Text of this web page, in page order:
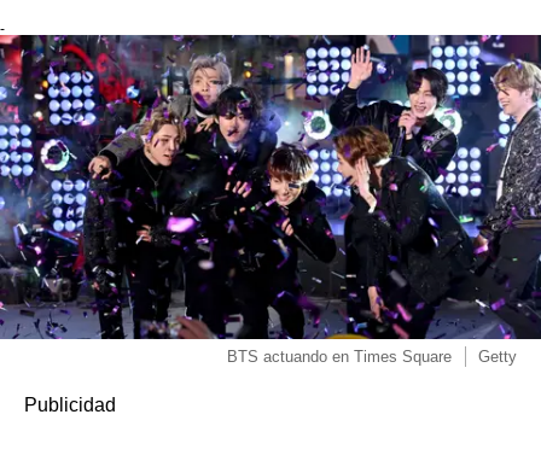
-
BTS actuando en Times Square Getty